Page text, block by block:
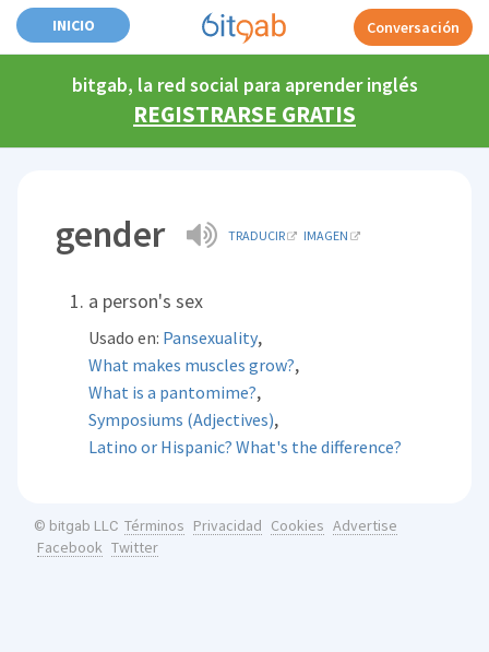
INICIO Conversación
bitgab, la red social para aprender inglés
REGISTRARSE GRATIS
gender TRADUCIR IMAGEN
a person's sex
Usado en: Pansexuality,
What makes muscles grow?,
What is a pantomime?,
Symposiums (Adjectives),
Latino or Hispanic? What's the difference?
© bitgab LLC Términos Privacidad Cookies Advertise
Facebook Twitter